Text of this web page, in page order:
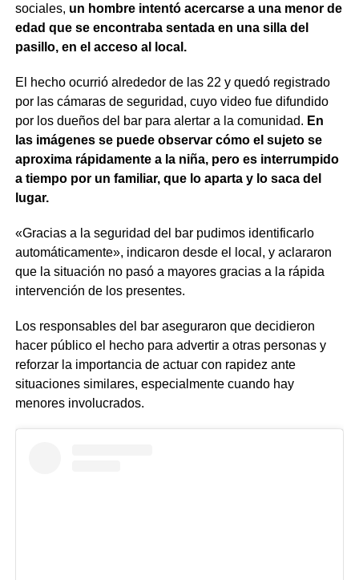
sociales, un hombre intentó acercarse a una menor de
edad que se encontraba sentada en una silla del
pasillo, en el acceso al local.
El hecho ocurrió alrededor de las 22 y quedó registrado
por las cámaras de seguridad, cuyo video fue difundido
por los dueños del bar para alertar a la comunidad. En
las imágenes se puede observar cómo el sujeto se
aproxima rápidamente a la niña, pero es interrumpido
a tiempo por un familiar, que lo aparta y lo saca del
lugar.
«Gracias a la seguridad del bar pudimos identificarlo
automáticamente», indicaron desde el local, y aclararon
que la situación no pasó a mayores gracias a la rápida
intervención de los presentes.
Los responsables del bar aseguraron que decidieron
hacer público el hecho para advertir a otras personas y
reforzar la importancia de actuar con rapidez ante
situaciones similares, especialmente cuando hay
menores involucrados.